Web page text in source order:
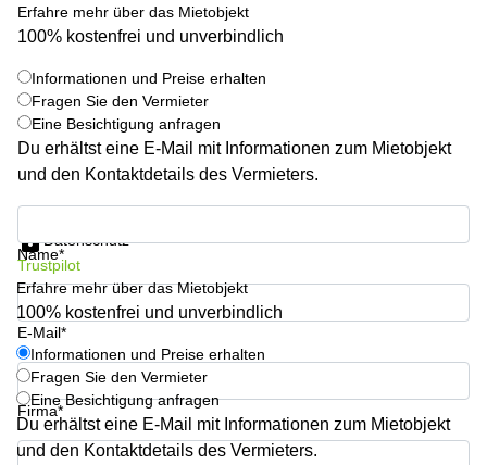
Büro
Bern
Büro
mieten
Basel
mieten
Business
Center
Zürich
Business
Center
Zug
Business
Center
Bern
Grafenauweg
Teichgässlein
9 Basel
Aeschengraben
29 Basel
Zugerstrasse
Glärnischstrasse
13 Wil
Werftestrasse
4 Luzern
Erfahre mehr über das Mietobjekt
100% kostenfrei und unverbindlich
Informationen und Preise erhalten
Fragen Sie den Vermieter
Eine Besichtigung anfragen
Du erhältst eine E-Mail mit Informationen zum Mietobjekt
und den Kontaktdetails des Vermieters.
Name*
E-Mail*
Firma*
Datenschutz
Trustpilot
Erfahre mehr über das Mietobjekt
100% kostenfrei und unverbindlich
Informationen und Preise erhalten
Fragen Sie den Vermieter
Eine Besichtigung anfragen
Du erhältst eine E-Mail mit Informationen zum Mietobjekt
und den Kontaktdetails des Vermieters.